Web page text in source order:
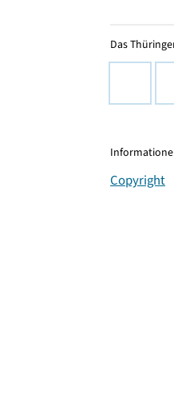
Das
Copyright